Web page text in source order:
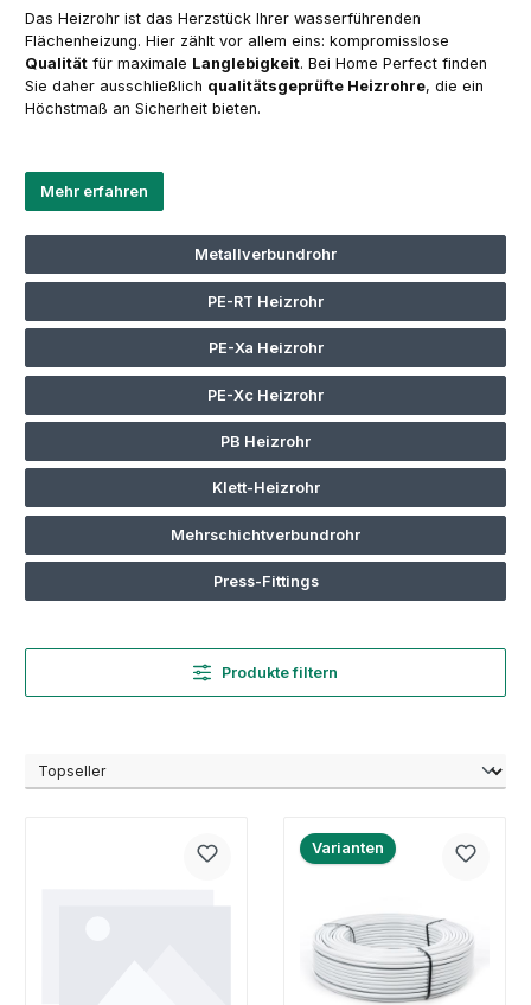
Das Heizrohr ist das Herzstück Ihrer wasserführenden
Flächenheizung. Hier zählt vor allem eins: kompromisslose
Qualität für maximale Langlebigkeit. Bei Home Perfect finden
Sie daher ausschließlich qualitätsgeprüfte Heizrohre, die ein
Höchstmaß an Sicherheit bieten.
Mehr erfahren
Metallverbundrohr
PE-RT Heizrohr
PE-Xa Heizrohr
PE-Xc Heizrohr
PB Heizrohr
Klett-Heizrohr
Mehrschichtverbundrohr
Press-Fittings
Produkte filtern
Varianten